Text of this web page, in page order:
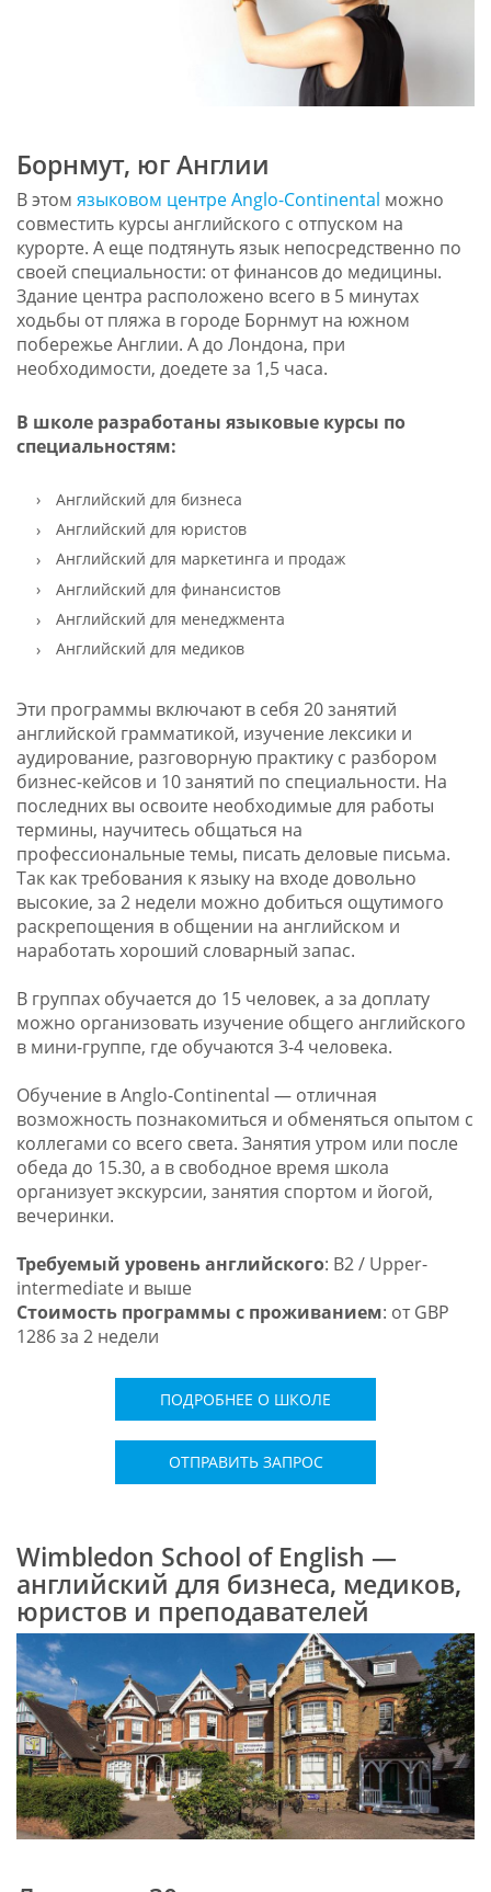
Борнмут, юг Англии
В этом языковом центре Anglo-Continental можно
совместить курсы английского с отпуском на
курорте. А еще подтянуть язык непосредственно по
своей специальности: от финансов до медицины.
Здание центра расположено всего в 5 минутах
ходьбы от пляжа в городе Борнмут на южном
побережье Англии. А до Лондона, при
необходимости, доедете за 1,5 часа.
В школе разработаны языковые курсы по
специальностям:
Английский для бизнеса
Английский для юристов
Английский для маркетинга и продаж
Английский для финансистов
Английский для менеджмента
Английский для медиков
Эти программы включают в себя 20 занятий
английской грамматикой, изучение лексики и
аудирование, разговорную практику с разбором
бизнес-кейсов и 10 занятий по специальности. На
последних вы освоите необходимые для работы
термины, научитесь общаться на
профессиональные темы, писать деловые письма.
Так как требования к языку на входе довольно
высокие, за 2 недели можно добиться ощутимого
раскрепощения в общении на английском и
наработать хороший словарный запас.
В группах обучается до 15 человек, а за доплату
можно организовать изучение общего английского
в мини-группе, где обучаются 3-4 человека.
Обучение в Anglo-Continental — отличная
возможность познакомиться и обменяться опытом с
коллегами со всего света. Занятия утром или после
обеда до 15.30, а в свободное время школа
организует экскурсии, занятия спортом и йогой,
вечеринки.
Требуемый уровень английского: B2 / Upper-
intermediate и выше
Стоимость программы с проживанием: от GBP
1286 за 2 недели
ПОДРОБНЕЕ О ШКОЛЕ
ОТПРАВИТЬ ЗАПРОС
Wimbledon School of English —
английский для бизнеса, медиков,
юристов и преподавателей